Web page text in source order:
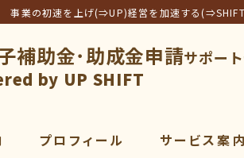
事業の初速を上げ(⇒UP)経営を加速する
フト合同会社
補助金･助成金申請サポー
by UP SHIFT
プロフィール
サービス案内